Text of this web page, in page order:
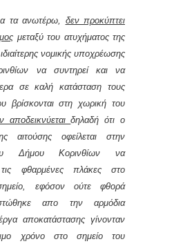
τα ανωτέρω, δεν προκύπτει
μεταξύ του ατυχήματος της
νομικής υποχρέωσης
να συντηρεί και να
σε καλή κατάσταση τους
βρίσκονται στη χωρική του
αποδεικνύεταιδηλαδή ότι ο
αιτούσης οφείλεται στην
Δήμου Κορινθίων να
τις φθαρμένες πλάκες στο
εφόσον ούτε φθορά
απο την αρμόδια
αποκατάστασης γίνονταν
χρόνο στο σημείο του